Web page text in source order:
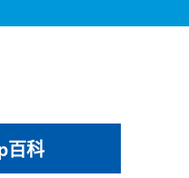
百科